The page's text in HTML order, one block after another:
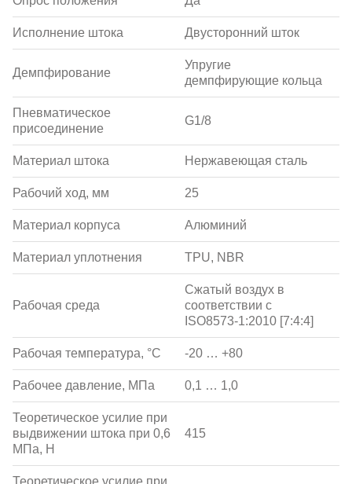
Исполнение штока Двусторонний шток
Демпфирование
Упругие
демпфирующие кольца
Пневматическое
присоединение
G1/8
Материал штока Нержавеющая сталь
Рабочий ход, мм 25
Материал корпуса Алюминий
Материал уплотнения TPU, NBR
Рабочая среда
Сжатый воздух в
соответствии с
ISO8573-1:2010 [7:4:4]
Рабочая температура, °С -20 … +80
Рабочее давление, МПа 0,1 … 1,0
Теоретическое усилие при
выдвижении штока при 0,6
МПа, Н
415
Теоретическое усилие при